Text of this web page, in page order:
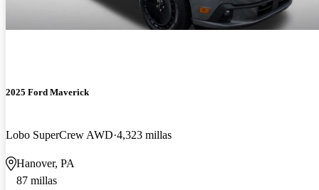
2025 Ford Maverick
Lobo SuperCrew AWD 4,323 millas
Hanover, PA
87 millas